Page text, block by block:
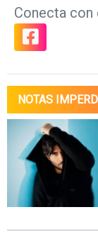
Conecta con
NOTAS